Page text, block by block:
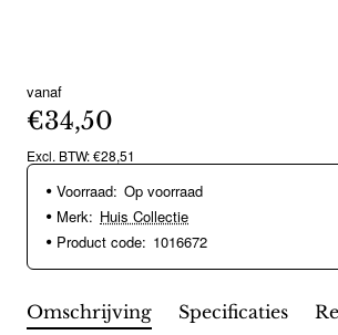
vanaf
€34,50
Excl. BTW: €28,51
Voorraad: Op voorraad
Merk: Huis Collectie
Product code: 1016672
Omschrijving Specificaties